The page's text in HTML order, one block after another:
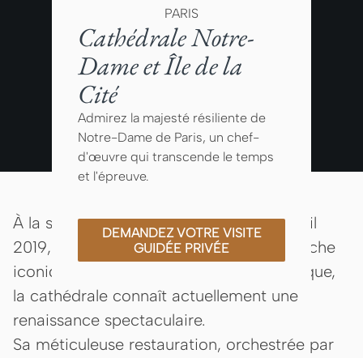
PARIS
Cathédrale Notre-
Dame et Île de la
Cité
Admirez la majesté résiliente de
Notre-Dame de Paris, un chef-
d'œuvre qui transcende le temps
et l'épreuve.
DEMANDEZ VOTRE VISITE
GUIDÉE PRIVÉE
À la suite de l'incendie dévastateur d'avril
2019, qui a tragiquement emporté sa flèche
iconique et sa charpente en bois historique,
la cathédrale connaît actuellement une
renaissance spectaculaire.
Sa méticuleuse restauration, orchestrée par